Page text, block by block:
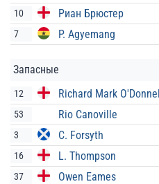
10 Риан Брюстер
7 P. Agyemang
Запасные
12 Richard Mark
53 Rio Canoville
3 C. Forsyth
16 L. Thompson
37 Owen Eames